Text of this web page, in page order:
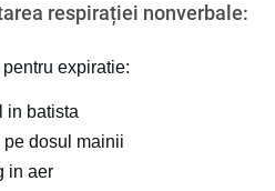
respirației nonverbale:
expiratie:
in batista
dosul mainii
in aer